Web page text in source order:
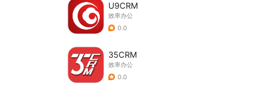
U9CRM
效率办公
0.0
35CRM
效率办公
0.0